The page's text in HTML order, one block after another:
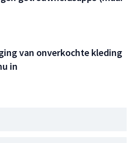
van onverkochte kleding
in